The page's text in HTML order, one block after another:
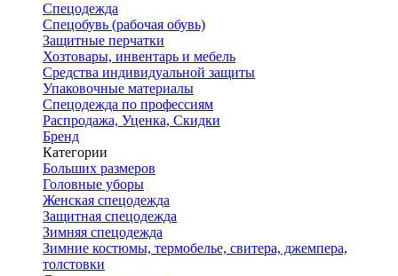
Спецодежда
Спецобувь (рабочая обувь)
Защитные перчатки
Хозтовары, инвентарь и мебель
Средства индивидуальной защиты
Упаковочные материалы
Спецодежда по профессиям
Распродажа, Уценка, Скидки
Бренд
Категории
Больших размеров
Головные уборы
Женская спецодежда
Защитная спецодежда
Зимняя спецодежда
Зимние костюмы, термобелье, свитера, джемпера,
толстовки